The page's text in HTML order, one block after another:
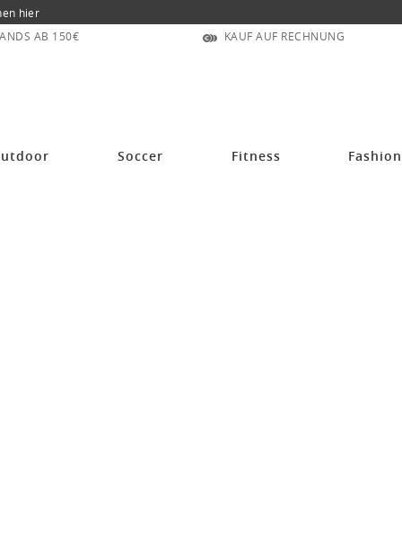
hier
AB 150€
KAUF AUF RECHNUNG
Soccer Fitness Fashion